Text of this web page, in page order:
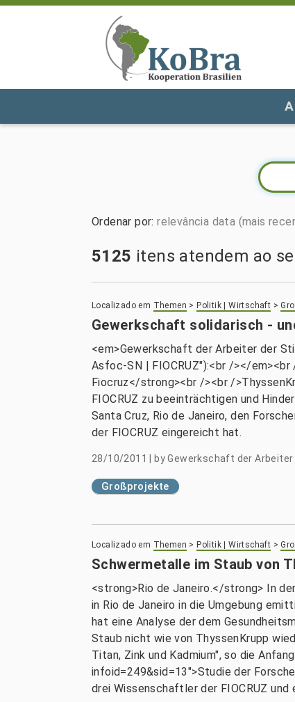
Ordenar por:relevância data (mais
5125 itens atendem ao
Localizado em Themen > Politik | Wirtschaft >
Gewerkschaft solidarisch -
<em>Gewerkschaft der Arbeiter der
Asfoc-SN | FIOCRUZ"):<br /></
Fiocruz</strong><br /><br /
FIOCRUZ zu beeinträchtigen und
Santa Cruz, Rio de Janeiro, den
der FIOCRUZ eingereicht hat.
28/10/2011 byGewerkschaft der Arbeiter
Großprojekte
Localizado em Themen > Politik | Wirtschaft >
Schwermetalle im Staub von
<strong>Rio de Janeiro.</strong> In
in Rio de Janeiro in die Umgebung
hat eine Analyse der dem
Staub nicht wie von ThyssenKrupp
Titan, Zink und Kadmium", so die
infoid=249&sid=13">Studie der
drei Wissenschaftler der FIOCRUZ und